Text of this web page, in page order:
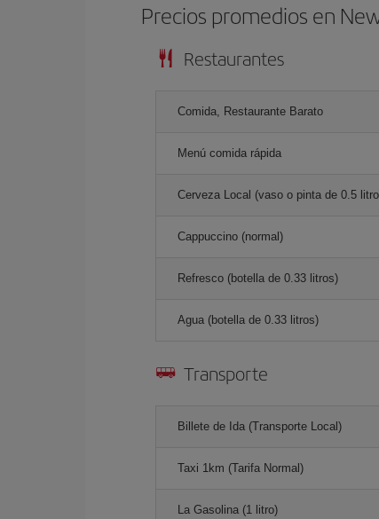
Precios promedios en
Restaurantes
Comida, Restaurante Barato
Menú comida rápida
Cerveza Local (vaso o pinta de 0.5
Cappuccino (normal)
Refresco (botella de 0.33 litros)
Agua (botella de 0.33 litros)
Transporte
Billete de Ida (Transporte Local)
Taxi 1km (Tarifa Normal)
La Gasolina (1 litro)